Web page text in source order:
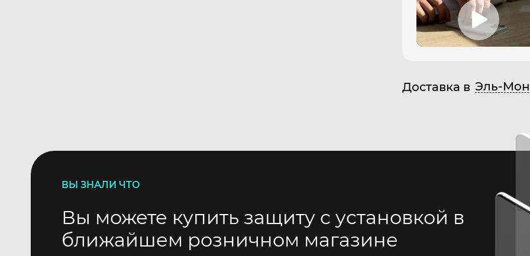
Доставка в Эль-
ВЫ ЗНАЛИ ЧТО
Вы можете купить защиту с установкой в
ближайшем розничном магазине